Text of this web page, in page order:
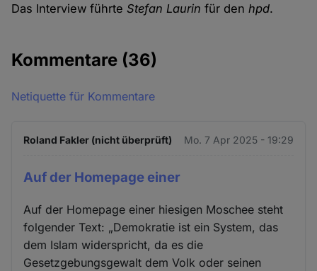
Das Interview führteStefan Laurin für denhpd.
Kommentare (36)
Netiquette für Kommentare
Roland Fakler (nicht überprüft) Mo. 7 Apr 2025 - 19:29
Auf der Homepage einer
Auf der Homepage einer hiesigen Moschee steht
folgender Text: „Demokratie ist ein System, das
dem Islam widerspricht, da es die
Gesetzgebungsgewalt dem Volk oder seinen